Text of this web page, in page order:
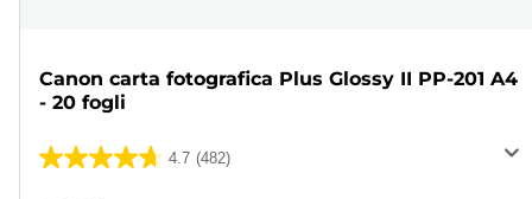
Canon carta fotografica Plus Glossy II PP-201 A4
- 20 fogli
4.7 (482)
4.7